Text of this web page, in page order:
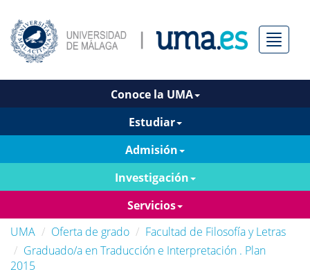
Menú
Conoce la UMA
Estudiar
Admisión
Investigación
Servicios
UMA
Oferta de grado
Facultad de Filosofía y Letras
Graduado/a en Traducción e Interpretación . Plan
2015